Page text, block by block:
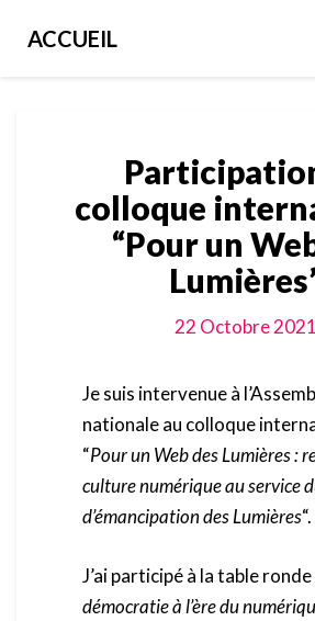
ACCUEIL
colloque
“Pour un
22 Octobre 2021
Je suis intervenue à
nationale au colloque
“Pour un Web des Lumières:
culture numérique au service
d’émancipation des Lumières“.
J’ai participé à la table ronde
démocratie à l’ère du